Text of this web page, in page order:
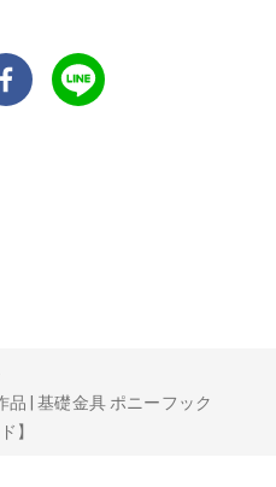
| 基礎金具 ポニーフック
】